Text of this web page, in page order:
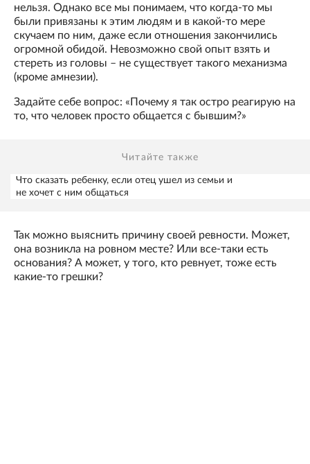
нельзя. Однако все мы понимаем, что когда-то мы
были привязаны к этим людям и в какой-то мере
скучаем по ним, даже если отношения закончились
огромной обидой. Невозможно свой опыт взять и
стереть из головы – не существует такого механизма
(кроме амнезии).
Задайте себе вопрос: «Почему я так остро реагирую на
то, что человек просто общается с бывшим?»
Читайте также
Что сказать ребенку, если отец ушел из семьи и
не хочет с ним общаться
Так можно выяснить причину своей ревности. Может,
она возникла на ровном месте? Или все-таки есть
основания? А может, у того, кто ревнует, тоже есть
какие-то грешки?